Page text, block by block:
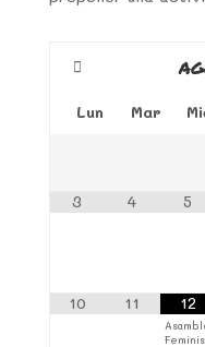
Lun Mar
3 4 5
10 11 12